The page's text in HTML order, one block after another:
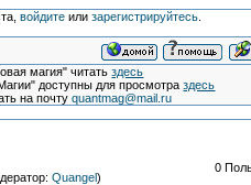
войдитеили зарегистрируйтесь.
магия" читатьздесь
доступны для просмотраздесь
на почтуquantmag@mail.ru
Quangel)
0